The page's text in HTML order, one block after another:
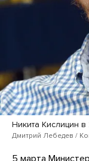
Никита Кислицин в
Дмитрий Лебедев /
5 марта